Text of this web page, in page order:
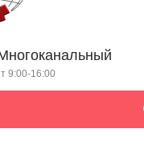
9:00-16:00